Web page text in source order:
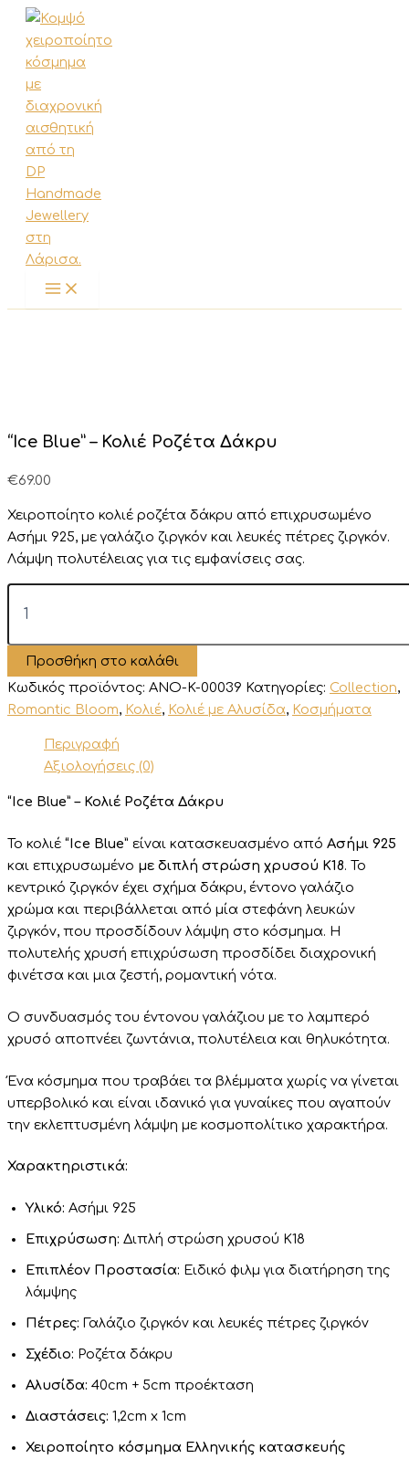
Μετάβαση
στο
περιεχόμενο
“Ice Blue” – Κολιέ Ροζέτα Δάκρυ
€69.00
Χειροποίητο κολιέ ροζέτα δάκρυ από επιχρυσωμένο
Ασήμι 925, με γαλάζιο ζιργκόν και λευκές πέτρες ζιργκόν.
Λάμψη πολυτέλειας για τις εμφανίσεις σας.
“Ice
Blue”
Κολιέ
Ροζέτα
Δάκρυ
Προσθήκη στο καλάθι
Κωδικός προϊόντος: ANO-K-00039 Κατηγορίες: Collection,
Romantic Bloom, Κολιέ, Κολιέ με Αλυσίδα, Κοσμήματα
Περιγραφή
Αξιολογήσεις (0)
“Ice Blue” – Κολιέ Ροζέτα Δάκρυ
Το κολιέ “Ice Blue” είναι κατασκευασμένο από Ασήμι 925
και επιχρυσωμένο με διπλή στρώση χρυσού Κ18. Το
κεντρικό ζιργκόν έχει σχήμα δάκρυ, έντονο γαλάζιο
χρώμα και περιβάλλεται από μία στεφάνη λευκών
ζιργκόν, που προσδίδουν λάμψη στο κόσμημα. Η
πολυτελής χρυσή επιχρύσωση προσδίδει διαχρονική
φινέτσα και μια ζεστή, ρομαντική νότα.
Ο συνδυασμός του έντονου γαλάζιου με το λαμπερό
χρυσό αποπνέει ζωντάνια, πολυτέλεια και θηλυκότητα.
Ένα κόσμημα που τραβάει τα βλέμματα χωρίς να γίνεται
υπερβολικό και είναι ιδανικό για γυναίκες που αγαπούν
την εκλεπτυσμένη λάμψη με κοσμοπολίτικο χαρακτήρα.
Χαρακτηριστικά:
Υλικό: Ασήμι 925
Επιχρύσωση: Διπλή στρώση χρυσού Κ18
Επιπλέον Προστασία: Ειδικό φιλμ για διατήρηση της
λάμψης
Πέτρες: Γαλάζιο ζιργκόν και λευκές πέτρες ζιργκόν
Σχέδιο: Ροζέτα δάκρυ
Αλυσίδα: 40cm + 5cm προέκταση
Διαστάσεις: 1,2cm x 1cm
Χειροποίητο κόσμημα Ελληνικής κατασκευής